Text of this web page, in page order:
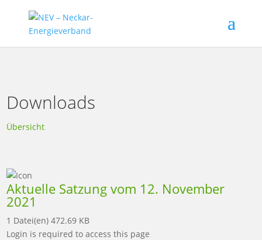
Downloads
Übersicht
Aktuelle Satzung vom 12. November
2021
1 Datei(en)472.69 KB
Login is required to access this page